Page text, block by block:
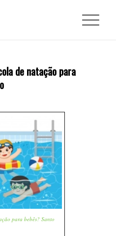
de natação para
para bebês? Santo